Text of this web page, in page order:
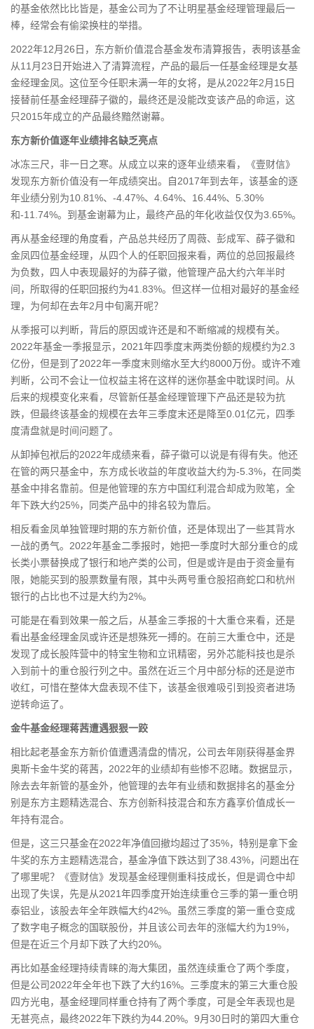
的基金依然比比皆是，基金公司为了不让明星基金经理管理最后一
棒，经常会有偷梁换柱的举措。
2022年12月26日，东方新价值混合基金发布清算报告，表明该基金
从11月23日开始进入了清算流程，产品的最后一任基金经理是女基
金经理金凤。这位至今任职未满一年的女将，是从2022年2月15日
接替前任基金经理薛子徽的，最终还是没能改变该产品的命运，这
只2015年成立的产品最终黯然谢幕。
东方新价值逐年业绩排名缺乏亮点
冰冻三尺，非一日之寒。从成立以来的逐年业绩来看，《壹财信》
发现东方新价值没有一年成绩突出。自2017年到去年，该基金的逐
年业绩分别为10.81%、-4.47%、4.64%、16.44%、5.30%
和-11.74%。到基金谢幕为止，最终产品的年化收益仅仅为3.65%。
再从基金经理的角度看，产品总共经历了周薇、彭成军、薛子徽和
金凤四位基金经理，从四个人的任职回报来看，两位的总回报最终
为负数，四人中表现最好的为薛子徽，他管理产品大约六年半时
间，所取得的任职回报约为41.83%。但这样一位相对最好的基金经
理，为何却在去年2月中旬离开呢？
从季报可以判断，背后的原因或许还是和不断缩减的规模有关。
2022年基金一季报显示，2021年四季度末两类份额的规模约为2.3
亿份，但是到了2022年一季度末则缩水至大约8000万份。或许不难
判断，公司不会让一位权益主将在这样的迷你基金中耽误时间。从
后来的规模变化来看，尽管新任基金经理管理下产品还是较为抗
跌，但最终该基金的规模在去年三季度末还是降至0.01亿元，四季
度清盘就是时间问题了。
从卸掉包袱后的2022年成绩来看，薛子徽可以说是有得有失。他还
在管的两只基金中，东方成长收益的年度收益大约为-5.3%，在同类
基金中排名靠前。但是他管理的东方中国红利混合却成为败笔，全
年下跌大约25%，同类产品中的排名较为靠后。
相反看金凤单独管理时期的东方新价值，还是体现出了一些其背水
一战的勇气。2022年基金二季报时，她把一季度时大部分重仓的成
长类小票替换成了银行和地产类的公司，但是或许是由于资金量有
限，她能买到的股票数量有限，其中头两号重仓股招商蛇口和杭州
银行的占比也不过是大约为2%。
可能是在看到效果一般之后，从基金三季报的十大重仓来看，还是
看出基金经理金凤或许还是想殊死一搏的。在前三大重仓中，还是
发现了成长股阵营中的特宝生物和立讯精密，另外芯能科技也是杀
入到前十的重仓股行列之中。虽然在近三个月中部分标的还是逆市
收红，可惜在整体大盘表现不佳下，该基金很难吸引到投资者进场
逆转命运了。
金牛基金经理蒋茜遭遇狠狠一跤
相比起老基金东方新价值遭遇清盘的情况，公司去年刚获得基金界
奥斯卡金牛奖的蒋茜，2022年的业绩却有些惨不忍睹。数据显示，
除去去年新管的基金外，他管理的去年有业绩和数据排名的基金分
别是东方主题精选混合、东方创新科技混合和东方鑫享价值成长一
年持有混合。
但是，这三只基金在2022年净值回撤均超过了35%，特别是拿下金
牛奖的东方主题精选混合，基金净值下跌达到了38.43%，问题出在
了哪里呢？《壹财信》发现基金经理侧重科技成长，但是调仓中却
出现了失误，先是从2021年四季度开始连续重仓三季的第一重仓明
泰铝业，该股去年全年跌幅大约42%。虽然三季度的第一重仓变成
了数字电子概念的国联股份，并且该公司去年的涨幅大约为19%，
但是在近三个月却下跌了大约20%。
再比如基金经理持续青睐的海大集团，虽然连续重仓了两个季度，
但是公司2022年全年也下跌了大约16%。三季度末的第三大重仓股
四方光电，基金经理同样重仓持有了两个季度，可是全年表现也是
无甚亮点，最终2022年下跌约为44.20%。9月30日时的第四大重仓